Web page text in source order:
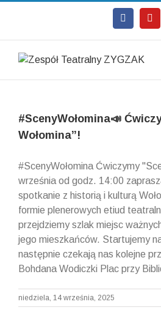
Facebook
#ScenyWołomina📣
Wołomina”!
#ScenyWołomina Ćwiczymy
września od godz. 14:00
spotkanie z historią i kulturą
formie plenerowych etiud
przejdziemy szlak miejsc
jego mieszkańców. Startujemy
następnie czekają nas kolejne
Bohdana Wodiczki Plac przy
niedziela, 14 września, 2025